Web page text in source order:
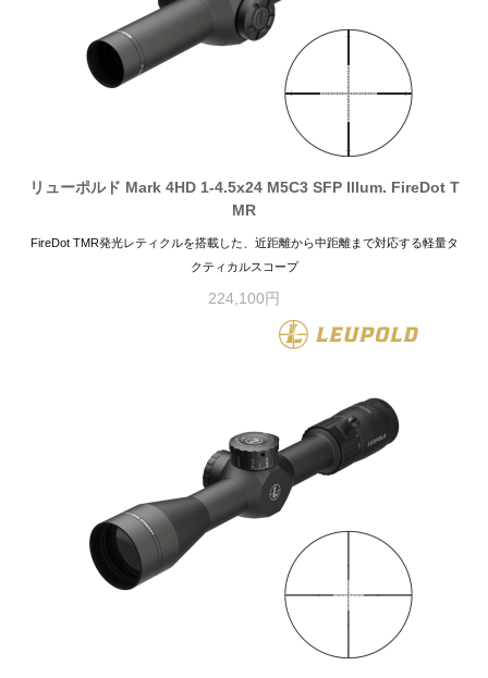
リューポルド Mark 4HD 1-4.5x24 M5C3 SFP Illum. FireDot T
MR
FireDot TMR発光レティクルを搭載した、近距離から中距離まで対応する軽量タ
クティカルスコープ
224,100円